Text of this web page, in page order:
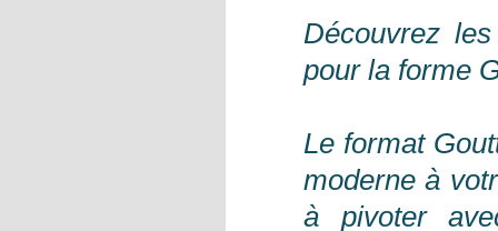
Découvrez
pour la forme
Le format
moderne à
à pivoter